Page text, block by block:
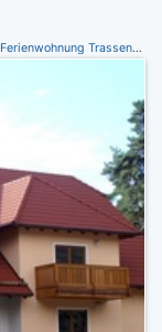
Ferienwohnung Trassenheide